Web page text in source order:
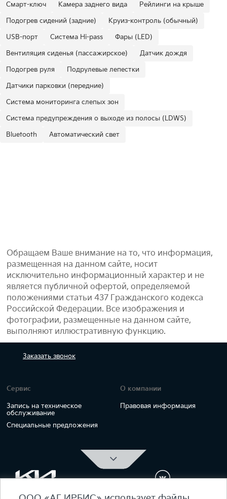
Смарт-ключ
Камера заднего вида
Рейлинги на крыше
Подогрев сидений (задние)
Круиз-контроль (обычный)
USB-порт
Система Hi-pass
Фары (LED)
Вентиляция сиденья (пассажирское)
Датчик дождя
Подогрев руля
Подрулевые лепестки
Датчики парковки (передние)
Система мониторинга слепых зон
Система предупреждения о выходе из полосы (LDWS)
Bluetooth
Автоматический свет
Обращаем Ваше внимание на то, что информация,
размещенная на данном сайте, носит
исключительно информационный характер и не
является публичной офертой, определяемой
положениями статьи 437 Гражданского кодекса
Российской Федерации. Все изображения и
фотографии, размещенные на данном сайте,
выполняют иллюстративную функцию.
Заказать звонок
Сервис
Запись на техническое
обслуживание
Специальные предложения
О компании
Правовая информация